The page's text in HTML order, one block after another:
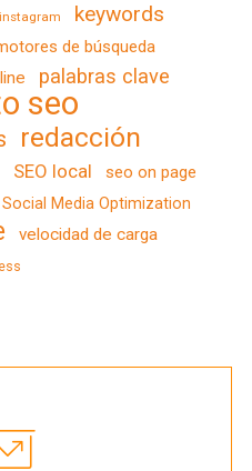
instagram keywords
de búsqueda
palabras clave
seo
redacción
SEO local seo on page
Social Media Optimization
velocidad de carga